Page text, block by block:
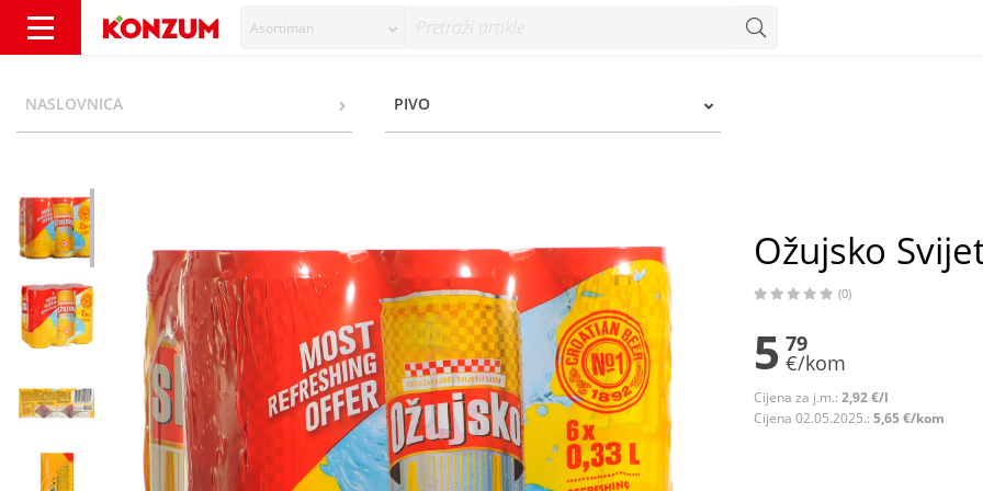
Asortiman
NASLOVNICA PIVO
Ožujsko
(0)
5 79
€/kom
Cijena za j.m.: 2,92 €/l
Cijena 02.05.2025.: 5,65 €/kom